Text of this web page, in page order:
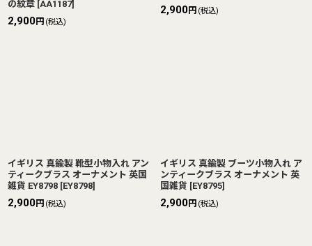
の紋章 [AA1187]
2,900円 (税込)
2,900円 (税込)
イギリス 真鍮製 靴型小物入れ アン
ティークブラス オーナメント 英国
雑貨 EY8798 [EY8798]
2,900円 (税込)
イギリス 真鍮製 ブーツ小物入れ ア
ンティークブラス オーナメント 英
国雑貨 [EY8795]
2,900円 (税込)